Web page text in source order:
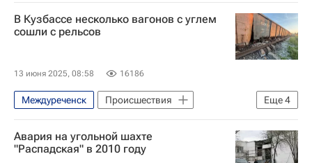
В Кузбассе несколько вагонов с углем
сошли с рельсов
13 июня 2025, 08:58 16186
Еще4
Междуреченск
Происшествия
Россия
Кемеровская область
Следственный комитет России (СК РФ)
Авария на угольной шахте
"Распадская" в 2010 году